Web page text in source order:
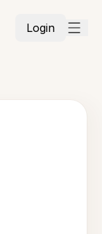
Login